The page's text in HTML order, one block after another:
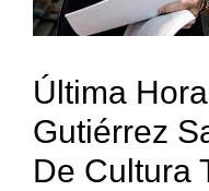
Última
Gutiérrez
De Cultura